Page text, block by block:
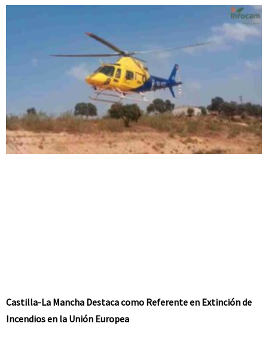
Castilla-La Mancha Destaca como Referente en Extinción de
Incendios en la Unión Europea